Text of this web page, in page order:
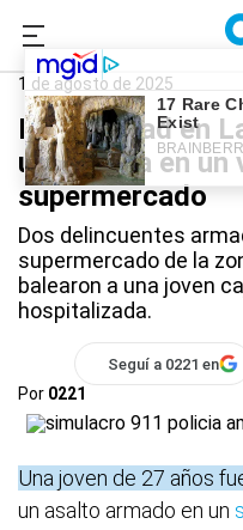
0221.com.ar
1 de agosto de 2025
Inseguridad en
una cajera en
supermercado
Dos delincuentes
supermercado de la
balearon a una joven
hospitalizada.
Seguí a 0221 en
Por 0221
Una joven de 27 años
un asalto armado en un